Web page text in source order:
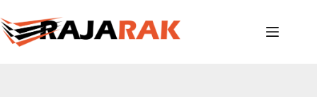
to
content